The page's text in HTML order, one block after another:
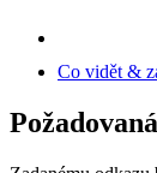
Co vidět &